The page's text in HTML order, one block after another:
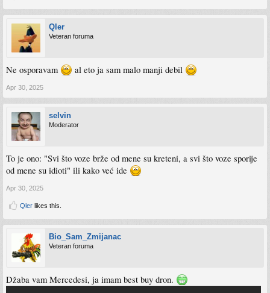
Qler
Veteran foruma
Ne osporavam al eto ja sam malo manji debil
Apr 30, 2025
selvin
Moderator
To je ono: "Svi što voze brže od mene su kreteni, a svi što voze sporije
od mene su idioti" ili kako već ide
Apr 30, 2025
Qler likes this.
Bio_Sam_Zmijanac
Veteran foruma
Džaba vam Mercedesi, ja imam best buy dron.